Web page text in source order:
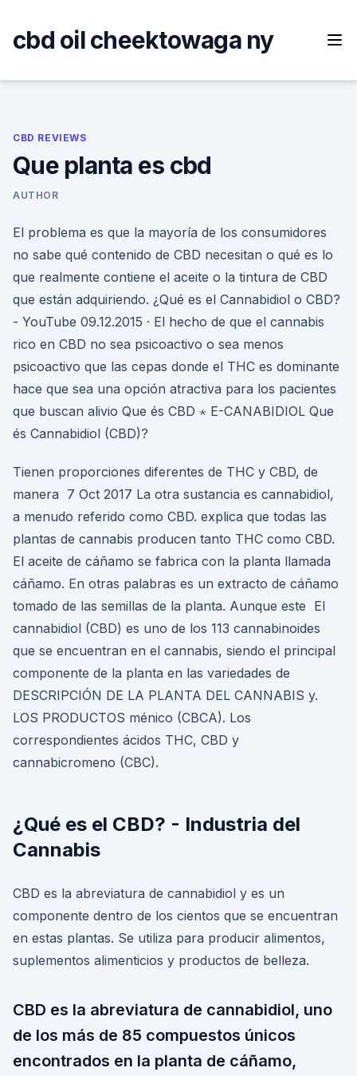
content
cbd oil cheektowaga ny
CBD REVIEWS
Que planta es cbd
AUTHOR
El problema es que la mayoría de los consumidores
no sabe qué contenido de CBD necesitan o qué es lo
que realmente contiene el aceite o la tintura de CBD
que están adquiriendo. ¿Qué es el Cannabidiol o CBD?
- YouTube 09.12.2015 · El hecho de que el cannabis
rico en CBD no sea psicoactivo o sea menos
psicoactivo que las cepas donde el THC es dominante
hace que sea una opción atractiva para los pacientes
que buscan alivio Que és CBD ⋆ E-CANABIDIOL Que
és Cannabidiol (CBD)?
Tienen proporciones diferentes de THC y CBD, de
manera 7 Oct 2017 La otra sustancia es cannabidiol,
a menudo referido como CBD. explica que todas las
plantas de cannabis producen tanto THC como CBD.
El aceite de cáñamo se fabrica con la planta llamada
cáñamo. En otras palabras es un extracto de cáñamo
tomado de las semillas de la planta. Aunque este El
cannabidiol (CBD) es uno de los 113 cannabinoides
que se encuentran en el cannabis, siendo el principal
componente de la planta en las variedades de
DESCRIPCIÓN DE LA PLANTA DEL CANNABIS y.
LOS PRODUCTOS ménico (CBCA). Los
correspondientes ácidos THC, CBD y
cannabicromeno (CBC).
¿Qué es el CBD? - Industria del
Cannabis
CBD es la abreviatura de cannabidiol y es un
componente dentro de los cientos que se encuentran
en estas plantas. Se utiliza para producir alimentos,
suplementos alimenticios y productos de belleza.
CBD es la abreviatura de cannabidiol, uno
de los más de 85 compuestos únicos
encontrados en la planta de cáñamo,